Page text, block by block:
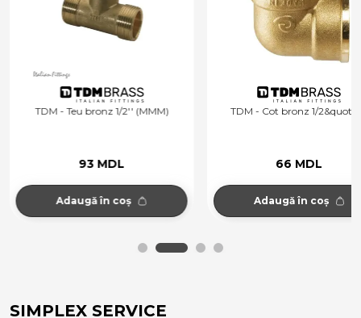
TDM - Teu bronz 1/2'' (MMM)
93 MDL
Adaugă în coș
TDM - Cot bronz 1/2&quot;
66 MDL
Adaugă în coș
SIMPLEX SERVICE